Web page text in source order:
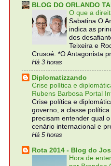
BLOG DO ORLANDO
O que a
Sabatina O
indica as
dos
Teixeira e
Crusoé: *O Antagonista
Há 3 horas
Diplomatizzando
Crise política e
Rubens Barbosa Portal
Crise política e
governo, a classe
precisam entender qual
cenário internacional e
Há 5 horas
Rota 2014 - Blog do
Hora de